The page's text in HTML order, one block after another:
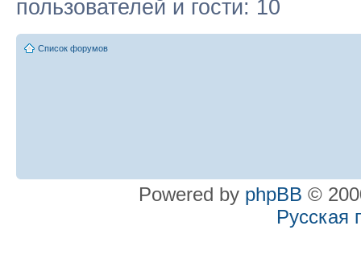
пользователей и гости: 10
Список форумов
Powered by phpBB ©
Русская